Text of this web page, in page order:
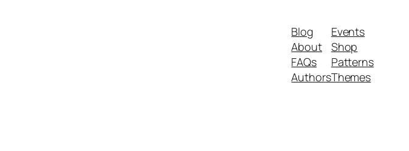
Blog
About
FAQs
Authors
Events
Shop
Patterns
Themes